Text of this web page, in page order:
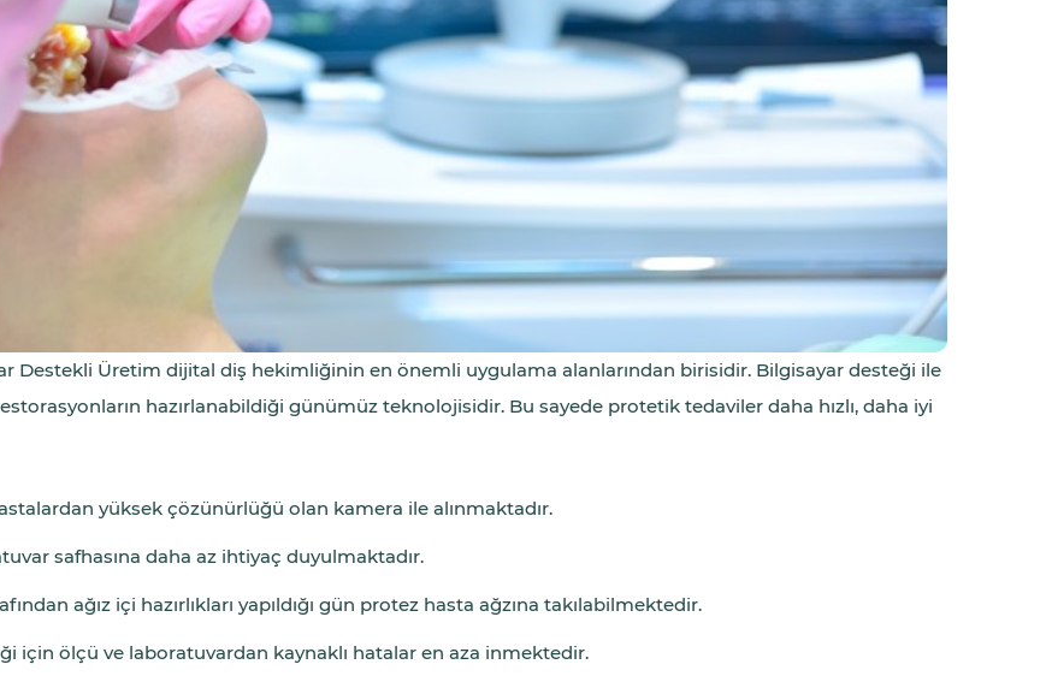
Destekli Üretim dijital diş hekimliğinin en önemli uygulama alanlarından birisidir. Bilgisayar desteği ile
hazırlanabildiği günümüz teknolojisidir. Bu sayede protetik tedaviler daha hızlı, daha iyi
yüksek çözünürlüğü olan kamera ile alınmaktadır.
safhasına daha az ihtiyaç duyulmaktadır.
ağız içi hazırlıkları yapıldığı gün protez hasta ağzına takılabilmektedir.
için ölçü ve laboratuvardan kaynaklı hatalar en aza inmektedir.